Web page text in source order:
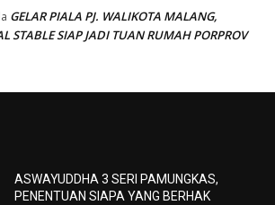
GELAR PIALA PJ. WALIKOTA MALANG,
STABLE SIAP JADI TUAN RUMAH PORPROV
ASWAYUDDHA 3 SERI PAMUNGKAS,
PENENTUAN SIAPA YANG BERHAK